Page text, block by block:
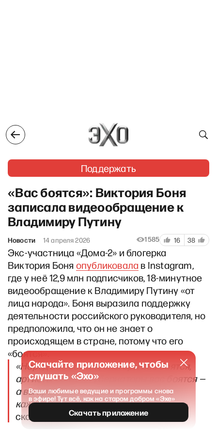
Поддержать
«Вас боятся»: Виктория Боня
записала видеообращение к
Владимиру Путину
Новости 14 апреля 2026 1585 16 38
Экс-участница «Дома-2» и блогерка
Виктория Боняопубликовала в Instagram,
где у неё 12,9 млн подписчиков, 18-минутное
видеообращение к Владимиру Путину «от
лица народа». Боня выразила поддержку
деятельности российского руководителя, но
предположила, что он не знает о
происходящем в стране, потому что его
«боятся».
«Народ вас боится, блогеры вас боятся,
артисты боятся, губернаторы вас боятся —
а вы президент нашей страны. Мне
кажется, мы не должны вас бояться», —
сказала она.
Скачайте приложение, чтобы
слушать «Эхо»
Ваши любимые ведущие и программы снова
в эфире! Тут всё, как на старом добром «Эхе»
Скачать приложение